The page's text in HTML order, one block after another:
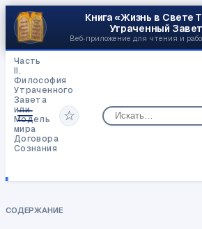
Книга «Жизнь в Свете
Утраченный
Веб‑приложение для чтения и
Часть
II.
Философия
Утраченного
Завета
или
Модель
мира
Договора
Сознания
запрещено
с
☆
СОДЕРЖАНИЕ